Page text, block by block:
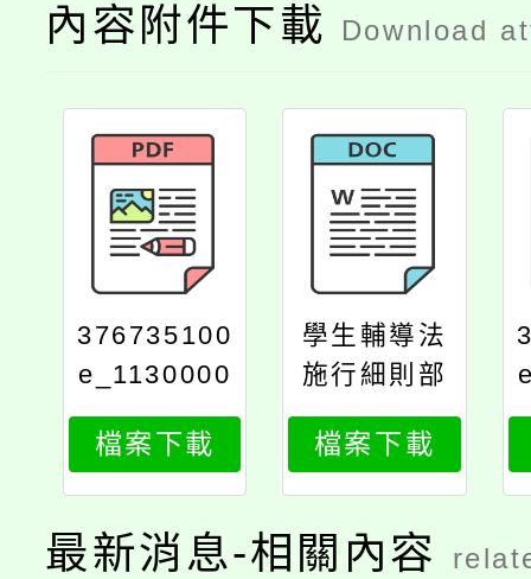
內容附件下載 Download
376735100
e_1130000
030_attach
2
檔案下載
學生輔導法
施行細則部
分條文修正
條文
檔案下載
最新消息-相關內容